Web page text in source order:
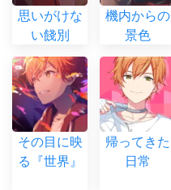
思いがけな
い餞別
機内からの
景色
その目に映
る『世界』
帰ってきた
日常